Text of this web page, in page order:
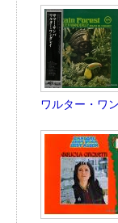
ワルター・ワ